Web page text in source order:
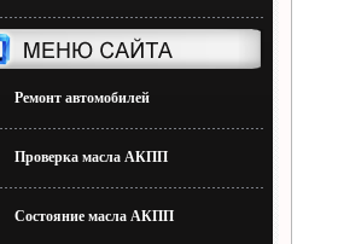
Ремонт автомобилей
Проверка масла АКПП
Состояние масла АКПП